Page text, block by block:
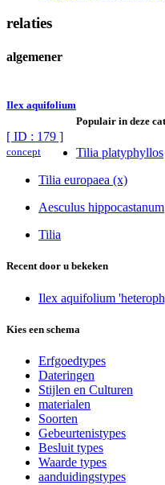
relaties
algemener
Ilex aquifolium
[ ID : 179 ]
concept
Populair in deze
Tilia platyphyllos
Tilia europaea (x)
Aesculus hippocastanum
Tilia
Recent door u bekeken
Ilex aquifolium
Kies een schema
Erfgoedtypes
Dateringen
Stijlen en Culturen
materialen
Soorten
Gebeurtenistypes
Besluit types
Waarde types
aanduidingstypes